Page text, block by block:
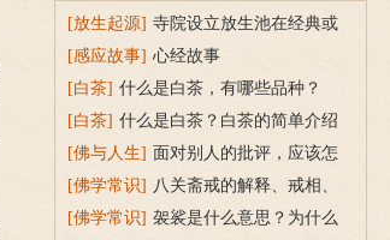
[放生起源] 寺院设立放生池在经典或
传统上有什么根据？
[感应故事] 心经故事
[白茶] 什么是白茶，有哪些品种？
[白茶] 什么是白茶？白茶的简单介绍
[佛与人生] 面对别人的批评，应该怎
么做？
[佛学常识] 八关斋戒的解释、戒相、
功德利益
[佛学常识] 袈裟是什么意思？为什么